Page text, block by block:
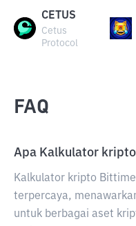
CETUS
Cetus
Protocol
FAQ
Apa Kalkulator
Kalkulator kripto
terpercaya,
untuk berbagai aset